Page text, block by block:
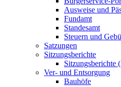
Ausweise und
Fundamt
Standesamt
Steuern und
Satzungen
Sitzungsberichte
Sitzungsberichte
Ver- und Entsorgung
Bauhöfe